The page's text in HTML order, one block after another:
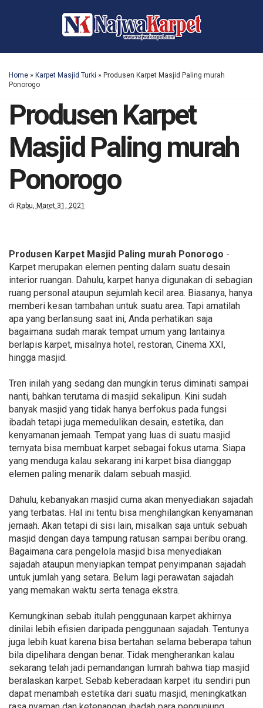
Home » Karpet Masjid Turki » Produsen Karpet Masjid Paling murah
Ponorogo
Produsen Karpet
Masjid Paling murah
Ponorogo
di Rabu, Maret 31, 2021
Produsen Karpet Masjid Paling murah Ponorogo -
Karpet merupakan elemen penting dalam suatu desain
interior ruangan. Dahulu, karpet hanya digunakan di sebagian
ruang personal ataupun sejumlah kecil area. Biasanya, hanya
memberi kesan tambahan untuk suatu area. Tapi amatilah
apa yang berlansung saat ini, Anda perhatikan saja
bagaimana sudah marak tempat umum yang lantainya
berlapis karpet, misalnya hotel, restoran, Cinema XXI,
hingga masjid.
Tren inilah yang sedang dan mungkin terus diminati sampai
nanti, bahkan terutama di masjid sekalipun. Kini sudah
banyak masjid yang tidak hanya berfokus pada fungsi
ibadah tetapi juga memedulikan desain, estetika, dan
kenyamanan jemaah. Tempat yang luas di suatu masjid
ternyata bisa membuat karpet sebagai fokus utama. Siapa
yang menduga kalau sekarang ini karpet bisa dianggap
elemen paling menarik dalam sebuah masjid.
Dahulu, kebanyakan masjid cuma akan menyediakan sajadah
yang terbatas. Hal ini tentu bisa menghilangkan kenyamanan
jemaah. Akan tetapi di sisi lain, misalkan saja untuk sebuah
masjid dengan daya tampung ratusan sampai beribu orang.
Bagaimana cara pengelola masjid bisa menyediakan
sajadah ataupun menyiapkan tempat penyimpanan sajadah
untuk jumlah yang setara. Belum lagi perawatan sajadah
yang memakan waktu serta tenaga ekstra.
Kemungkinan sebab itulah penggunaan karpet akhirnya
dinilai lebih efisien daripada penggunaan sajadah. Tentunya
juga lebih kuat karena bisa bertahan selama beberapa tahun
bila dipelihara dengan benar. Tidak mengherankan kalau
sekarang telah jadi pemandangan lumrah bahwa tiap masjid
beralaskan karpet. Sebab keberadaan karpet itu sendiri pun
dapat menambah estetika dari suatu masjid, meningkatkan